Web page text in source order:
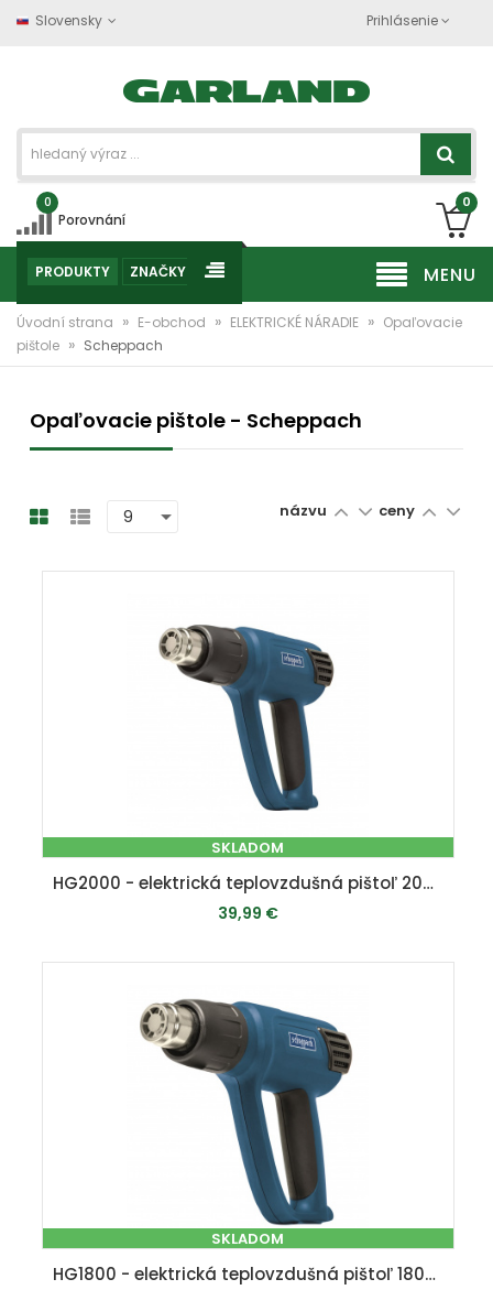
Slovensky Prihlásenie
0
Porovnání
0
MENU
PRODUKTY ZNAČKY
Úvodní strana » E-obchod » ELEKTRICKÉ NÁRADIE » Opaľovacie
pištole » Scheppach
Opaľovacie pištole - Scheppach
názvu ceny
SKLADOM
HG2000 - elektrická teplovzdušná pištoľ 2000 W
39,99 €
SKLADOM
HG1800 - elektrická teplovzdušná pištoľ 1800 W